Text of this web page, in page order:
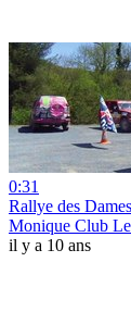
0:31
Rallye des
Monique Club
il y a 10 ans